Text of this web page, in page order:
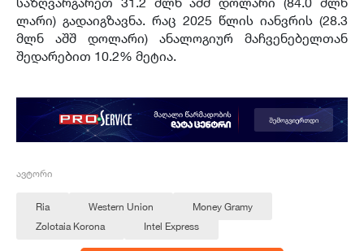
ლარი) გადაიგზავნა. რაც 2025 წლის იანვრის (28.3
მლნ აშშ დოლარი) ანალოგიურ მაჩვენებელთან
შედარებით 10.2% მეტია.
ავტორი
Ria Western Union
Money Gramy
Zolotaia Korona
Intel Express